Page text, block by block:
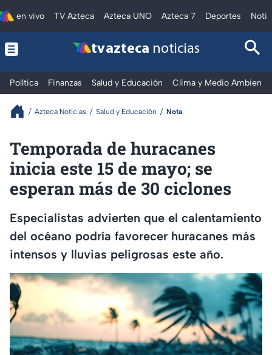
en vivo TV Azteca Azteca UNO Azteca 7 Deportes
tv azteca noticias
Política Finanzas Salud y Educación Clima y Medio Ambiente
Azteca Noticias Salud y Educación Nota
Temporada de huracanes
inicia este 15 de mayo; se
esperan más de 30 ciclones
Especialistas advierten que el calentamiento
del océano podría favorecer huracanes más
intensos y lluvias peligrosas este año.